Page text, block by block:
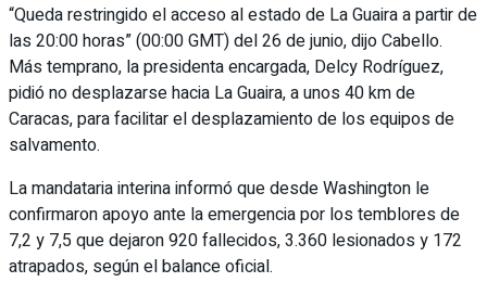
“Queda restringido el acceso al estado de La Guaira a partir de
las 20:00 horas” (00:00 GMT) del 26 de junio, dijo Cabello.
Más temprano, la presidenta encargada, Delcy Rodríguez,
pidió no desplazarse hacia La Guaira, a unos 40 km de
Caracas, para facilitar el desplazamiento de los equipos de
salvamento.
La mandataria interina informó que desde Washington le
confirmaron apoyo ante la emergencia por los temblores de
7,2 y 7,5 que dejaron 920 fallecidos, 3.360 lesionados y 172
atrapados, según el balance oficial.